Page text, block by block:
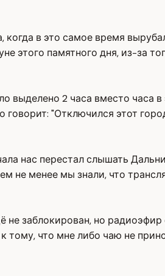
когда в это самое время
этого памятного дня, из-за
выделено 2 часа вместо
"Отключился этот
нас перестал слышать
не менее мы знали, что
не заблокирован, но
тому, что мне либо чаю не